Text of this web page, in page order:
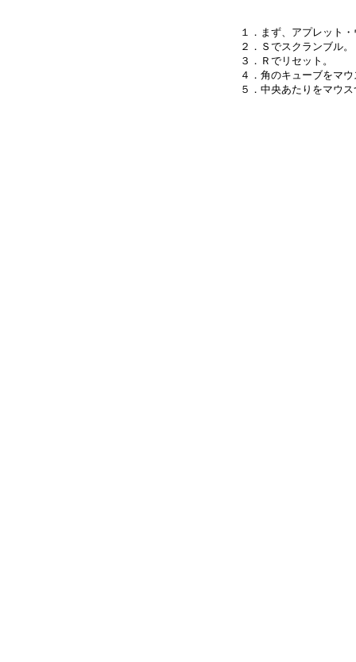
１．まず、アプレット
２．Ｓでスクランブル。
３．Ｒでリセット。
４．角のキューブをマ